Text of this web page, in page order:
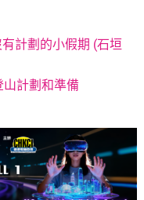
計劃的小假期 (石垣
山計劃和準備